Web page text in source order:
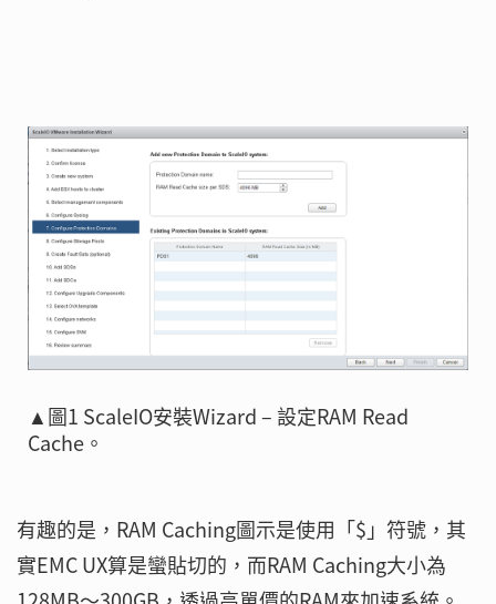
▲圖1 ScaleIO安裝Wizard – 設定RAM Read
Cache。
有趣的是，RAM Caching圖示是使用「$」符號，其
實EMC UX算是蠻貼切的，而RAM Caching大小為